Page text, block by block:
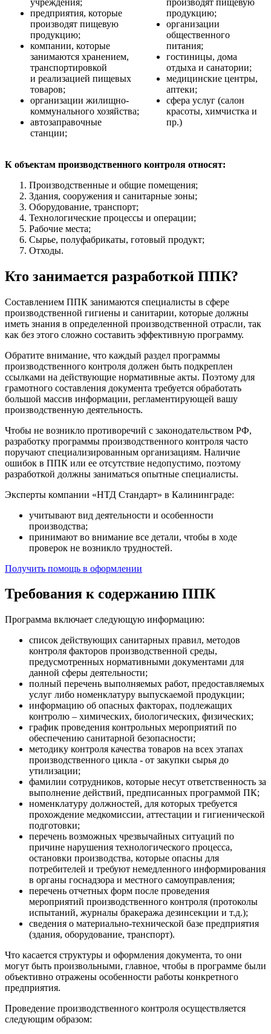
предприятия, которые
производят пищевую
продукцию;
компании, которые
занимаются хранением,
транспортировкой
и реализацией пищевых
товаров;
организации жилищно-
коммунального хозяйства;
автозаправочные
станции;
продукцию;
организации
общественного
питания;
гостиницы, дома
отдыха и санатории;
медицинские центры,
аптеки;
сфера услуг (салон
красоты, химчистка и
пр.)
К объектам производственного контроля относят:
Производственные и общие помещения;
Здания, сооружения и санитарные зоны;
Оборудование, транспорт;
Технологические процессы и операции;
Рабочие места;
Сырье, полуфабрикаты, готовый продукт;
Отходы.
Кто занимается разработкой ППК?
Составлением ППК занимаются специалисты в сфере
производственной гигиены и санитарии, которые должны
иметь знания в определенной производственной отрасли, так
как без этого сложно составить эффективную программу.
Обратите внимание, что каждый раздел программы
производственного контроля должен быть подкреплен
ссылками на действующие нормативные акты. Поэтому для
грамотного составления документа требуется обработать
большой массив информации, регламентирующей вашу
производственную деятельность.
Чтобы не возникло противоречий с законодательством РФ,
разработку программы производственного контроля часто
поручают специализированным организациям. Наличие
ошибок в ППК или ее отсутствие недопустимо, поэтому
разработкой должны заниматься опытные специалисты.
Эксперты компании «НТД Стандарт» в Калининграде:
учитывают вид деятельности и особенности
производства;
принимают во внимание все детали, чтобы в ходе
проверок не возникло трудностей.
Получить помощь в оформлении
Требования к содержанию ППК
Программа включает следующую информацию:
список действующих санитарных правил, методов
контроля факторов производственной среды,
предусмотренных нормативными документами для
данной сферы деятельности;
полный перечень выполняемых работ, предоставляемых
услуг либо номенклатуру выпускаемой продукции;
информацию об опасных факторах, подлежащих
контролю – химических, биологических, физических;
график проведения контрольных мероприятий по
обеспечению санитарной безопасности;
методику контроля качества товаров на всех этапах
производственного цикла - от закупки сырья до
утилизации;
фамилии сотрудников, которые несут ответственность за
выполнение действий, предписанных программой ПК;
номенклатуру должностей, для которых требуется
прохождение медкомиссии, аттестации и гигиенической
подготовки;
перечень возможных чрезвычайных ситуаций по
причине нарушения технологического процесса,
остановки производства, которые опасны для
потребителей и требуют немедленного информирования
в органы госнадзора и местного самоуправления;
перечень отчетных форм после проведения
мероприятий производственного контроля (протоколы
испытаний, журналы бракеража дезинсекции и т.д.);
сведения о материально-технической базе предприятия
(здания, оборудование, транспорт).
Что касается структуры и оформления документа, то они
могут быть произвольными, главное, чтобы в программе были
объективно отражены особенности работы конкретного
предприятия.
Проведение производственного контроля осуществляется
следующим образом: